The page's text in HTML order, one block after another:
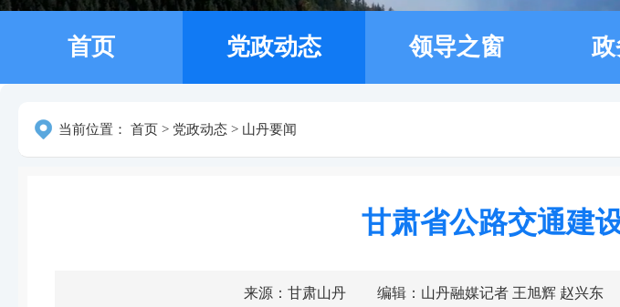
首页 党政动态 领导之窗
当前位置： 首页 > 党政动态 > 山丹要闻
甘肃省公路交通建
来源：甘肃山丹 编辑：山丹融媒记者 王旭辉 赵兴东